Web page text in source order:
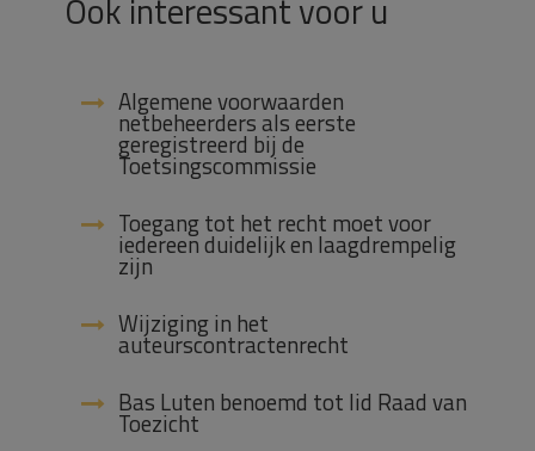
Ook interessant voor u
Algemene voorwaarden
netbeheerders als eerste
geregistreerd bij de
Toetsingscommissie
Toegang tot het recht moet voor
iedereen duidelijk en laagdrempelig
zijn
Wijziging in het
auteurscontractenrecht
Bas Luten benoemd tot lid Raad van
Toezicht